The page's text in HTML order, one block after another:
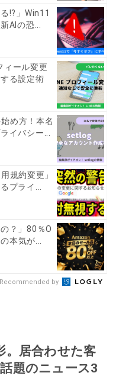
!?」Win11
AIの恐...
ィール変更
る設定術
め方！本名
イバシー...
規約変更」
プライ...
？」80％O
本気が...
Recommended by
。居合わせた客
題のニュース3